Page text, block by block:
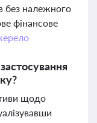
без належного
фінансове
щодо